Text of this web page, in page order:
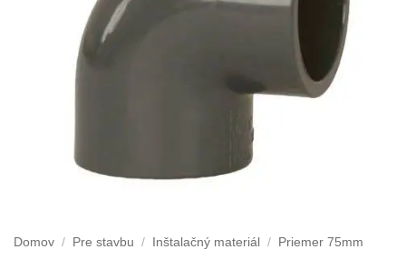
Domov / Pre stavbu / Inštalačný materiál / Priemer 75mm